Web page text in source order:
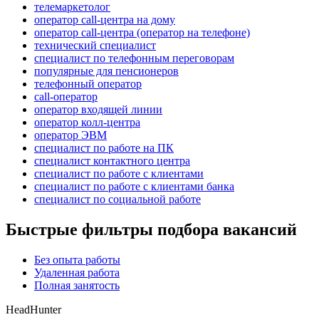
телемаркетолог
оператор call-центра на дому
оператор call-центра (оператор на телефоне)
технический специалист
специалист по телефонным переговорам
популярные для пенсионеров
телефонный оператор
call-оператор
оператор входящей линии
оператор колл-центра
оператор ЭВМ
специалист по работе на ПК
специалист контактного центра
специалист по работе с клиентами
специалист по работе с клиентами банка
специалист по социальной работе
Быстрые фильтры подбора вакансий
Без опыта работы
Удаленная работа
Полная занятость
HeadHunter